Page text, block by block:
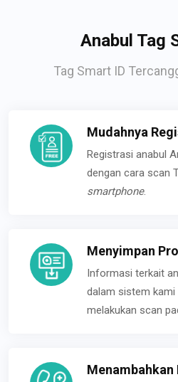
Anabul Tag
Tag Smart ID
Mudahnya
Registrasi anabul
dengan cara scan
smartphone.
Menyimpan
Informasi terkait
dalam sistem
melakukan scan